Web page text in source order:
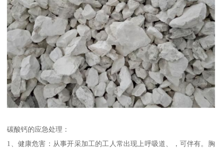
碳酸钙的应急处理：
1、健康危害：从事开采加工的工人常出现上呼吸道、，可伴有。胸